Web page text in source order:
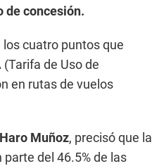
de concesión.
cuatro puntos que
de Uso de
en rutas de vuelos
Muñoz, precisó que la
del 46.5% de las